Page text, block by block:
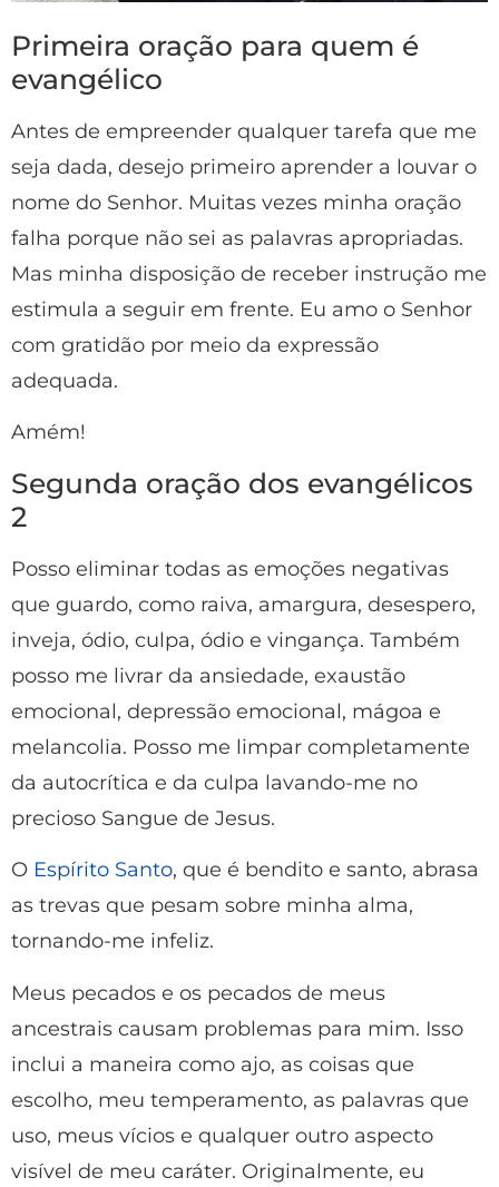
Primeira oração para quem é
evangélico
Antes de empreender qualquer tarefa que me
seja dada, desejo primeiro aprender a louvar o
nome do Senhor. Muitas vezes minha oração
falha porque não sei as palavras apropriadas.
Mas minha disposição de receber instrução me
estimula a seguir em frente. Eu amo o Senhor
com gratidão por meio da expressão
adequada.
Amém!
Segunda oração dos evangélicos
2
Posso eliminar todas as emoções negativas
que guardo, como raiva, amargura, desespero,
inveja, ódio, culpa, ódio e vingança. Também
posso me livrar da ansiedade, exaustão
emocional, depressão emocional, mágoa e
melancolia. Posso me limpar completamente
da autocrítica e da culpa lavando-me no
precioso Sangue de Jesus.
O Espírito Santo, que é bendito e santo, abrasa
as trevas que pesam sobre minha alma,
tornando-me infeliz.
Meus pecados e os pecados de meus
ancestrais causam problemas para mim. Isso
inclui a maneira como ajo, as coisas que
escolho, meu temperamento, as palavras que
uso, meus vícios e qualquer outro aspecto
visível de meu caráter. Originalmente, eu